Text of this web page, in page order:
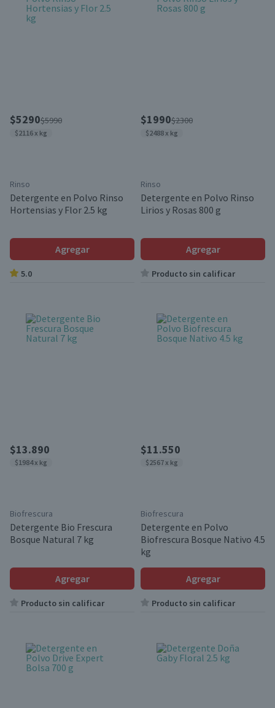
$5290$5990
$2116 x kg
Rinso
Detergente en Polvo Rinso
Hortensias y Flor 2.5 kg
Agregar
5.0
$1990$2300
$2488 x kg
Rinso
Detergente en Polvo Rinso
Lirios y Rosas 800 g
Agregar
Producto sin calificar
$13.890
$1984 x kg
Biofrescura
Detergente Bio Frescura
Bosque Natural 7 kg
Agregar
Producto sin calificar
$11.550
$2567 x kg
Biofrescura
Detergente en Polvo
Biofrescura Bosque Nativo 4.5
kg
Agregar
Producto sin calificar